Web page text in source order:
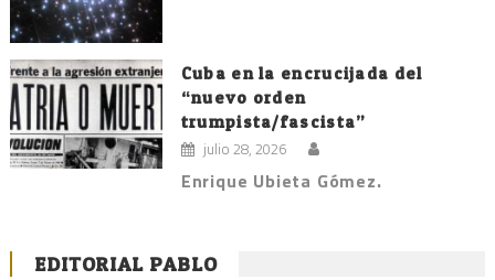
Cuba en la encrucijada del
“nuevo orden
trumpista/fascista”
julio 28, 2026
Enrique Ubieta Gómez.
EDITORIAL PABLO